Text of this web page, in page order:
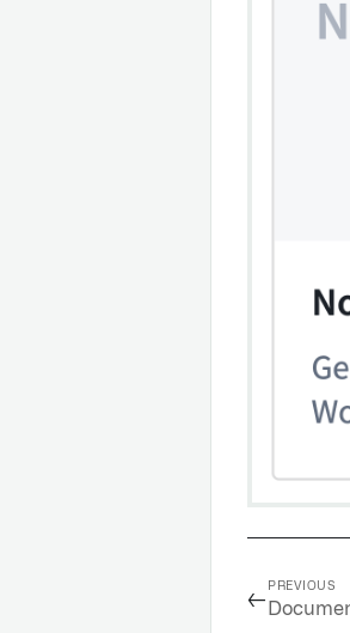
←
PREVIOUS